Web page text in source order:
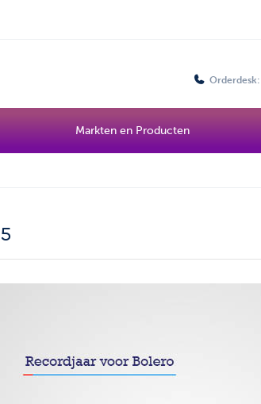
Orderdesk:
Markten en Producten